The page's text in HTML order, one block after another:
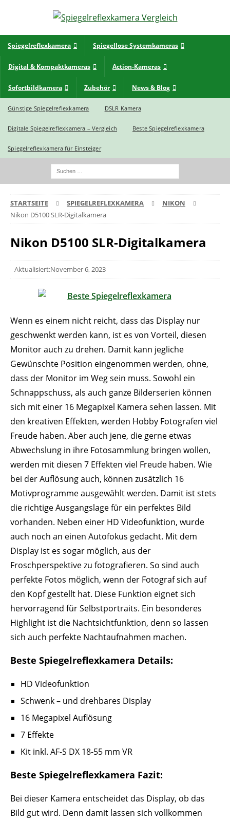
Spiegelreflexkamera Spiegellose Systemkameras
Digital & Kompaktkameras Action-Kameras
Sofortbildkamera Zubehör News & Blog
Günstige Spiegelreflexkamera DSLR Kamera
Digitale Spiegelreflexkamera – Vergleich Beste Spiegelreflexkamera
Spiegelreflexkamera für Einsteiger
STARTSEITE SPIEGELREFLEXKAMERA
NIKON
Nikon D5100 SLR-Digitalkamera
Nikon D5100 SLR-Digitalkamera
Aktualisiert:November 6, 2023
Wenn es einem nicht reicht, dass das Display nur
geschwenkt werden kann, ist es von Vorteil, diesen
Monitor auch zu drehen. Damit kann jegliche
Gewünschte Position eingenommen werden, ohne,
dass der Monitor im Weg sein muss. Sowohl ein
Schnappschuss, als auch ganze Bilderserien können
sich mit einer 16 Megapixel Kamera sehen lassen. Mit
den kreativen Effekten, werden Hobby Fotografen viel
Freude haben. Aber auch jene, die gerne etwas
Abwechslung in ihre Fotosammlung bringen wollen,
werden mit diesen 7 Effekten viel Freude haben. Wie
bei der Auflösung auch, können zusätzlich 16
Motivprogramme ausgewählt werden. Damit ist stets
die richtige Ausgangslage für ein perfektes Bild
vorhanden. Neben einer HD Videofunktion, wurde
auch noch an einen Autofokus gedacht. Mit dem
Display ist es sogar möglich, aus der
Froschperspektive zu fotografieren. So sind auch
perfekte Fotos möglich, wenn der Fotograf sich auf
den Kopf gestellt hat. Diese Funktion eignet sich
hervorragend für Selbstportraits. Ein besonderes
Highlight ist die Nachtsichtfunktion, denn so lassen
sich auch perfekte Nachtaufnahmen machen.
Beste Spiegelreflexkamera Details:
HD Videofunktion
Schwenk – und drehbares Display
16 Megapixel Auflösung
7 Effekte
Kit inkl. AF-S DX 18-55 mm VR
Beste Spiegelreflexkamera Fazit:
Bei dieser Kamera entscheidet das Display, ob das
Bild gut wird. Denn damit lassen sich vollkommen